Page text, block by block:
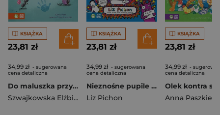
KSIĄŻKA
23,81 zł
34,99 zł - sugerowana
cena detaliczna
Do maluszka przyszły mrówki. Wierszyki do zabaw od rana do nocy
Szwajkowska Elżbieta
,Szwajkowski Witold
KSIĄŻKA
23,81 zł
34,99 zł - sugerowana
cena detaliczna
Nieznośne pupile oraz imprezy (Oby…). Tomek Łebski
Liz Pichon
KSIĄŻKA
23,81 zł
34,99 zł -
cena detaliczna
Anna